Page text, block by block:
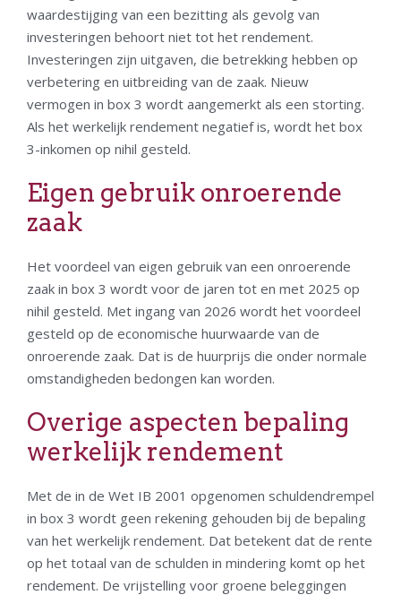
waardestijging van een bezitting als gevolg van
investeringen behoort niet tot het rendement.
Investeringen zijn uitgaven, die betrekking hebben op
verbetering en uitbreiding van de zaak. Nieuw
vermogen in box 3 wordt aangemerkt als een storting.
Als het werkelijk rendement negatief is, wordt het box
3-inkomen op nihil gesteld.
Eigen gebruik onroerende
zaak
Het voordeel van eigen gebruik van een onroerende
zaak in box 3 wordt voor de jaren tot en met 2025 op
nihil gesteld. Met ingang van 2026 wordt het voordeel
gesteld op de economische huurwaarde van de
onroerende zaak. Dat is de huurprijs die onder normale
omstandigheden bedongen kan worden.
Overige aspecten bepaling
werkelijk rendement
Met de in de Wet IB 2001 opgenomen schuldendrempel
in box 3 wordt geen rekening gehouden bij de bepaling
van het werkelijk rendement. Dat betekent dat de rente
op het totaal van de schulden in mindering komt op het
rendement. De vrijstelling voor groene beleggingen